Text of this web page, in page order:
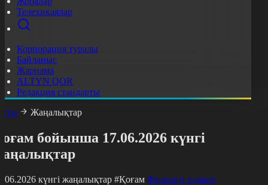
Телехикаялар
Корпорация туралы
Байланыс
Жарнама
ALTYN QOR
Редакция стандарты
Жаңалықтар
бойынша 17.06.2026 күнгі
күнгі жаңалықтар #Қоғам Фильтрді тазалау